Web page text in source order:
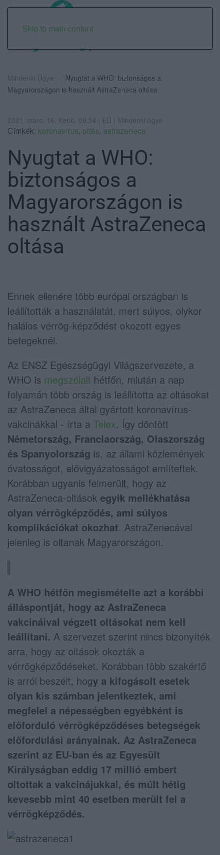
Skip to main content
Mindenki Ügye
Nyugtat a WHO: biztonságos a
Magyarországon is használt AstraZeneca oltása
2021. márc. 16. Kedd, 09:34 | EÜ | Mindenki ügye
Címkék: koronavírus, oltás, astrazeneca
Nyugtat a WHO:
biztonságos a
Magyarországon is
használt AstraZeneca
oltása
Ennek ellenére több európai országban is
leállították a használatát, mert súlyos, olykor
halálos vérrög-képződést okozott egyes
betegeknél.
Az ENSZ Egészségügyi Világszervezete, a
WHO is megszólalt hétfőn, miután a nap
folyamán több ország is leállította az oltásokat
az AstraZeneca által gyártott koronavírus-
vakcinákkal - írta a Telex. Így döntött
Németország, Franciaország, Olaszország
és Spanyolország is, az állami közlemények
óvatosságot, elővigyázatosságot említettek.
Korábban ugyanis felmerült, hogy az
AstraZeneca-oltások egyik mellékhatása
olyan vérrögképződés, ami súlyos
komplikációkat okozhat. AstraZenecával
jelenleg is oltanak Magyarországon.
A WHO hétfőn megismételte azt a korábbi
álláspontját, hogy az AstraZeneca
vakcináival végzett oltásokat nem kell
leállítani. A szervezet szerint nincs bizonyíték
arra, hogy az oltások okozták a
vérrögképződéseket. Korábban több szakértő
is arról beszélt, hogy a kifogásolt esetek
olyan kis számban jelentkeztek, ami
megfelel a népességben egyébként is
előforduló vérrögképződéses betegségek
előfordulási arányainak. Az AstraZeneca
szerint az EU-ban és az Egyesült
Királyságban eddig 17 millió embert
oltottak a vakcinájukkal, és múlt hétig
kevesebb mint 40 esetben merült fel a
vérrögképződés.